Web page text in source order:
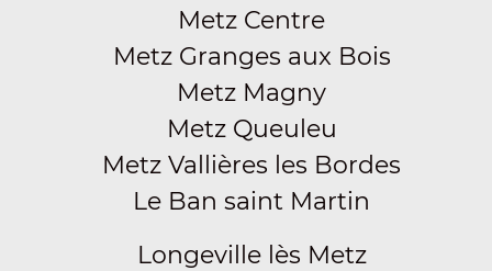
Metz Centre
Metz Granges aux Bois
Metz Magny
Metz Queuleu
Metz Vallières les Bordes
Le Ban saint Martin
Longeville lès Metz